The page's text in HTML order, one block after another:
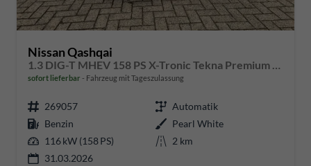
Nissan Qashqai
sofort lieferbar Fahrzeug mit Tageszulassung
269057
Automatik
Benzin
Pearl White
116 kW (158 PS)
2 km
31.03.2026